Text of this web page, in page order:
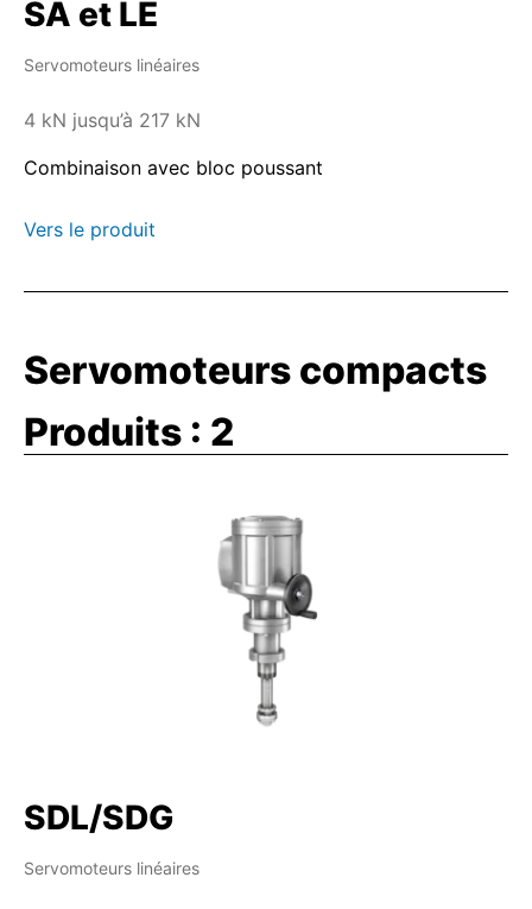
SA et LE
Servomoteurs linéaires
4 kN jusqu’à 217 kN
Combinaison avec bloc poussant
Vers le produit
Servomoteurs compacts
Produits : 2
SDL/SDG
Servomoteurs linéaires